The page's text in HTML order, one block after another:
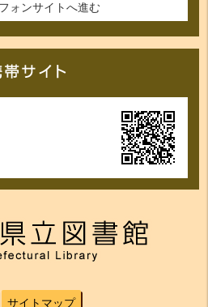
ォンサイトへ進む
サイトマップ